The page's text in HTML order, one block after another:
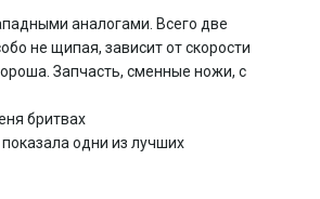
аналогами. Всего две
не щипая, зависит от скорости
Запчасть, сменные ножи, с
бритвах
одни из лучших